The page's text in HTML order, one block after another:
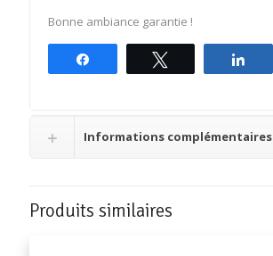
Bonne ambiance garantie !
Informations complémentaires
Produits similaires